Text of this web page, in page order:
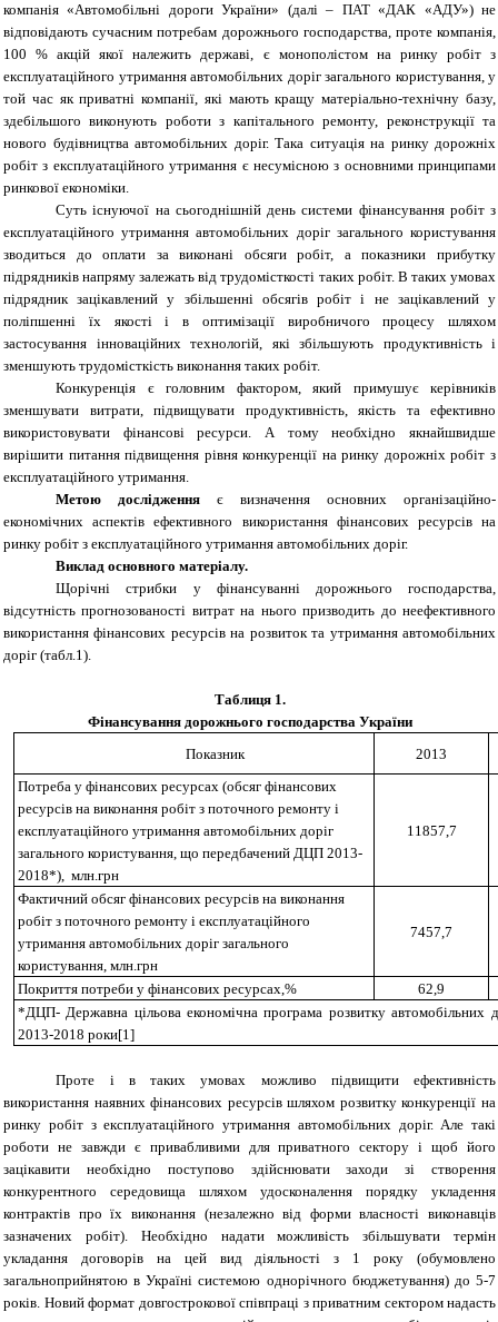
компанія «Автомобільні дороги України» (далі – ПАТ «ДАК «АДУ») не
відповідають сучасним потребам дорожнього господарства, проте компанія,
100 % акцій якої належить державі, є монополістом на ринку робіт з
експлуатаційного утримання автомобільних доріг загального користування, у
той час як приватні компанії, які мають кращу матеріально-технічну базу,
здебільшого виконують роботи з капітального ремонту, реконструкції та
нового будівництва автомобільних доріг. Така ситуація на ринку дорожніх
робіт з експлуатаційного утримання є несумісною з основними принципами
ринкової економіки.
Суть існуючої на сьогоднішній день системи фінансування робіт з
експлуатаційного утримання автомобільних доріг загального користування
зводиться до оплати за виконані обсяги робіт, а показники прибутку
підрядників напряму залежать від трудомісткості таких робіт. В таких умовах
підрядник зацікавлений у збільшенні обсягів робіт і не зацікавлений у
поліпшенні їх якості і в оптимізації виробничого процесу шляхом
застосування інноваційних технологій, які збільшують продуктивність і
зменшують трудомісткість виконання таких робіт.
Конкуренція є головним фактором, який примушує керівників
зменшувати витрати, підвищувати продуктивність, якість та ефективно
використовувати фінансові ресурси. А тому необхідно якнайшвидше
вирішити питання підвищення рівня конкуренції на ринку дорожніх робіт з
експлуатаційного утримання.
Метою дослідження є визначення основних організаційно-
економічних аспектів ефективного використання фінансових ресурсів на
ринку робіт з експлуатаційного утримання автомобільних доріг.
Виклад основного матеріалу.
Щорічні стрибки у фінансуванні дорожнього господарства,
відсутність прогнозованості витрат на нього призводить до неефективного
використання фінансових ресурсів на розвиток та утримання автомобільних
доріг (табл.1).
Таблиця 1.
Фінансування дорожнього господарства України
Показник
2013
Потреба у фінансових ресурсах (обсяг фінансових
ресурсів на виконання робіт з поточного ремонту і
експлуатаційного утримання автомобільних доріг
загального користування, що передбачений ДЦП 2013-
2018*), млн.грн
11857,7
Фактичний обсяг фінансових ресурсів на виконання
робіт з поточного ремонту і експлуатаційного
утримання автомобільних доріг загального
користування, млн.грн
7457,7
Покриття потреби у фінансових ресурсах,%
62,9
*ДЦП- Державна цільова економічна програма розвитку автомобільних
2013-2018 роки[1]
Проте і в таких умовах можливо підвищити ефективність
використання наявних фінансових ресурсів шляхом розвитку конкуренції на
ринку робіт з експлуатаційного утримання автомобільних доріг. Але такі
роботи не завжди є привабливими для приватного сектору і щоб його
зацікавити необхідно поступово здійснювати заходи зі створення
конкурентного середовища шляхом удосконалення порядку укладення
контрактів про їх виконання (незалежно від форми власності виконавців
зазначених робіт). Необхідно надати можливість збільшувати термін
укладання договорів на цей вид діяльності з 1 року (обумовлено
загальноприйнятою в Україні системою однорічного бюджетування) до 5-7
років. Новий формат довгострокової співпраці з приватним сектором надасть